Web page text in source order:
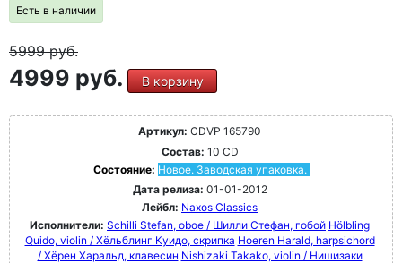
Есть в наличии
5999руб.
4999 руб. В корзину
Артикул: CDVP 165790
Состав: 10 CD
Состояние: Новое. Заводская упаковка.
Дата релиза: 01-01-2012
Лейбл: Naxos Classics
Исполнители: Schilli Stefan, oboe / Шилли Стефан, гобой Hölbling
Quido, violin / Хёльблинг Куидо, скрипка Hoeren Harald, harpsichord
/ Хёрен Харальд, клавесин Nishizaki Takako, violin / Нишизаки